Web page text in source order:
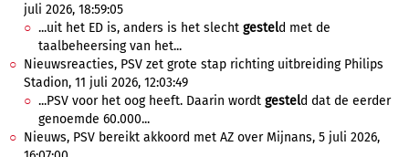
juli 2026, 18:59:05
...uit het ED is, anders is het slecht gesteld met de
taalbeheersing van het...
Nieuwsreacties, PSV zet grote stap richting uitbreiding Philips
Stadion, 11 juli 2026, 12:03:49
...PSV voor het oog heeft. Daarin wordt gesteld dat de eerder
genoemde 60.000...
Nieuws, PSV bereikt akkoord met AZ over Mijnans, 5 juli 2026,